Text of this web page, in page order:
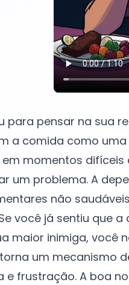
para pensar na sua
a comida como
momentos difíceis
um problema. A
não
você já sentiu que
maior inimiga, você
um mecanismo
e frustração. A boa